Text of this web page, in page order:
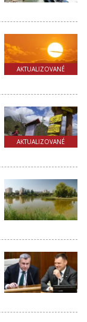
AKTUALIZOVANÉ
AKTUALIZOVANÉ